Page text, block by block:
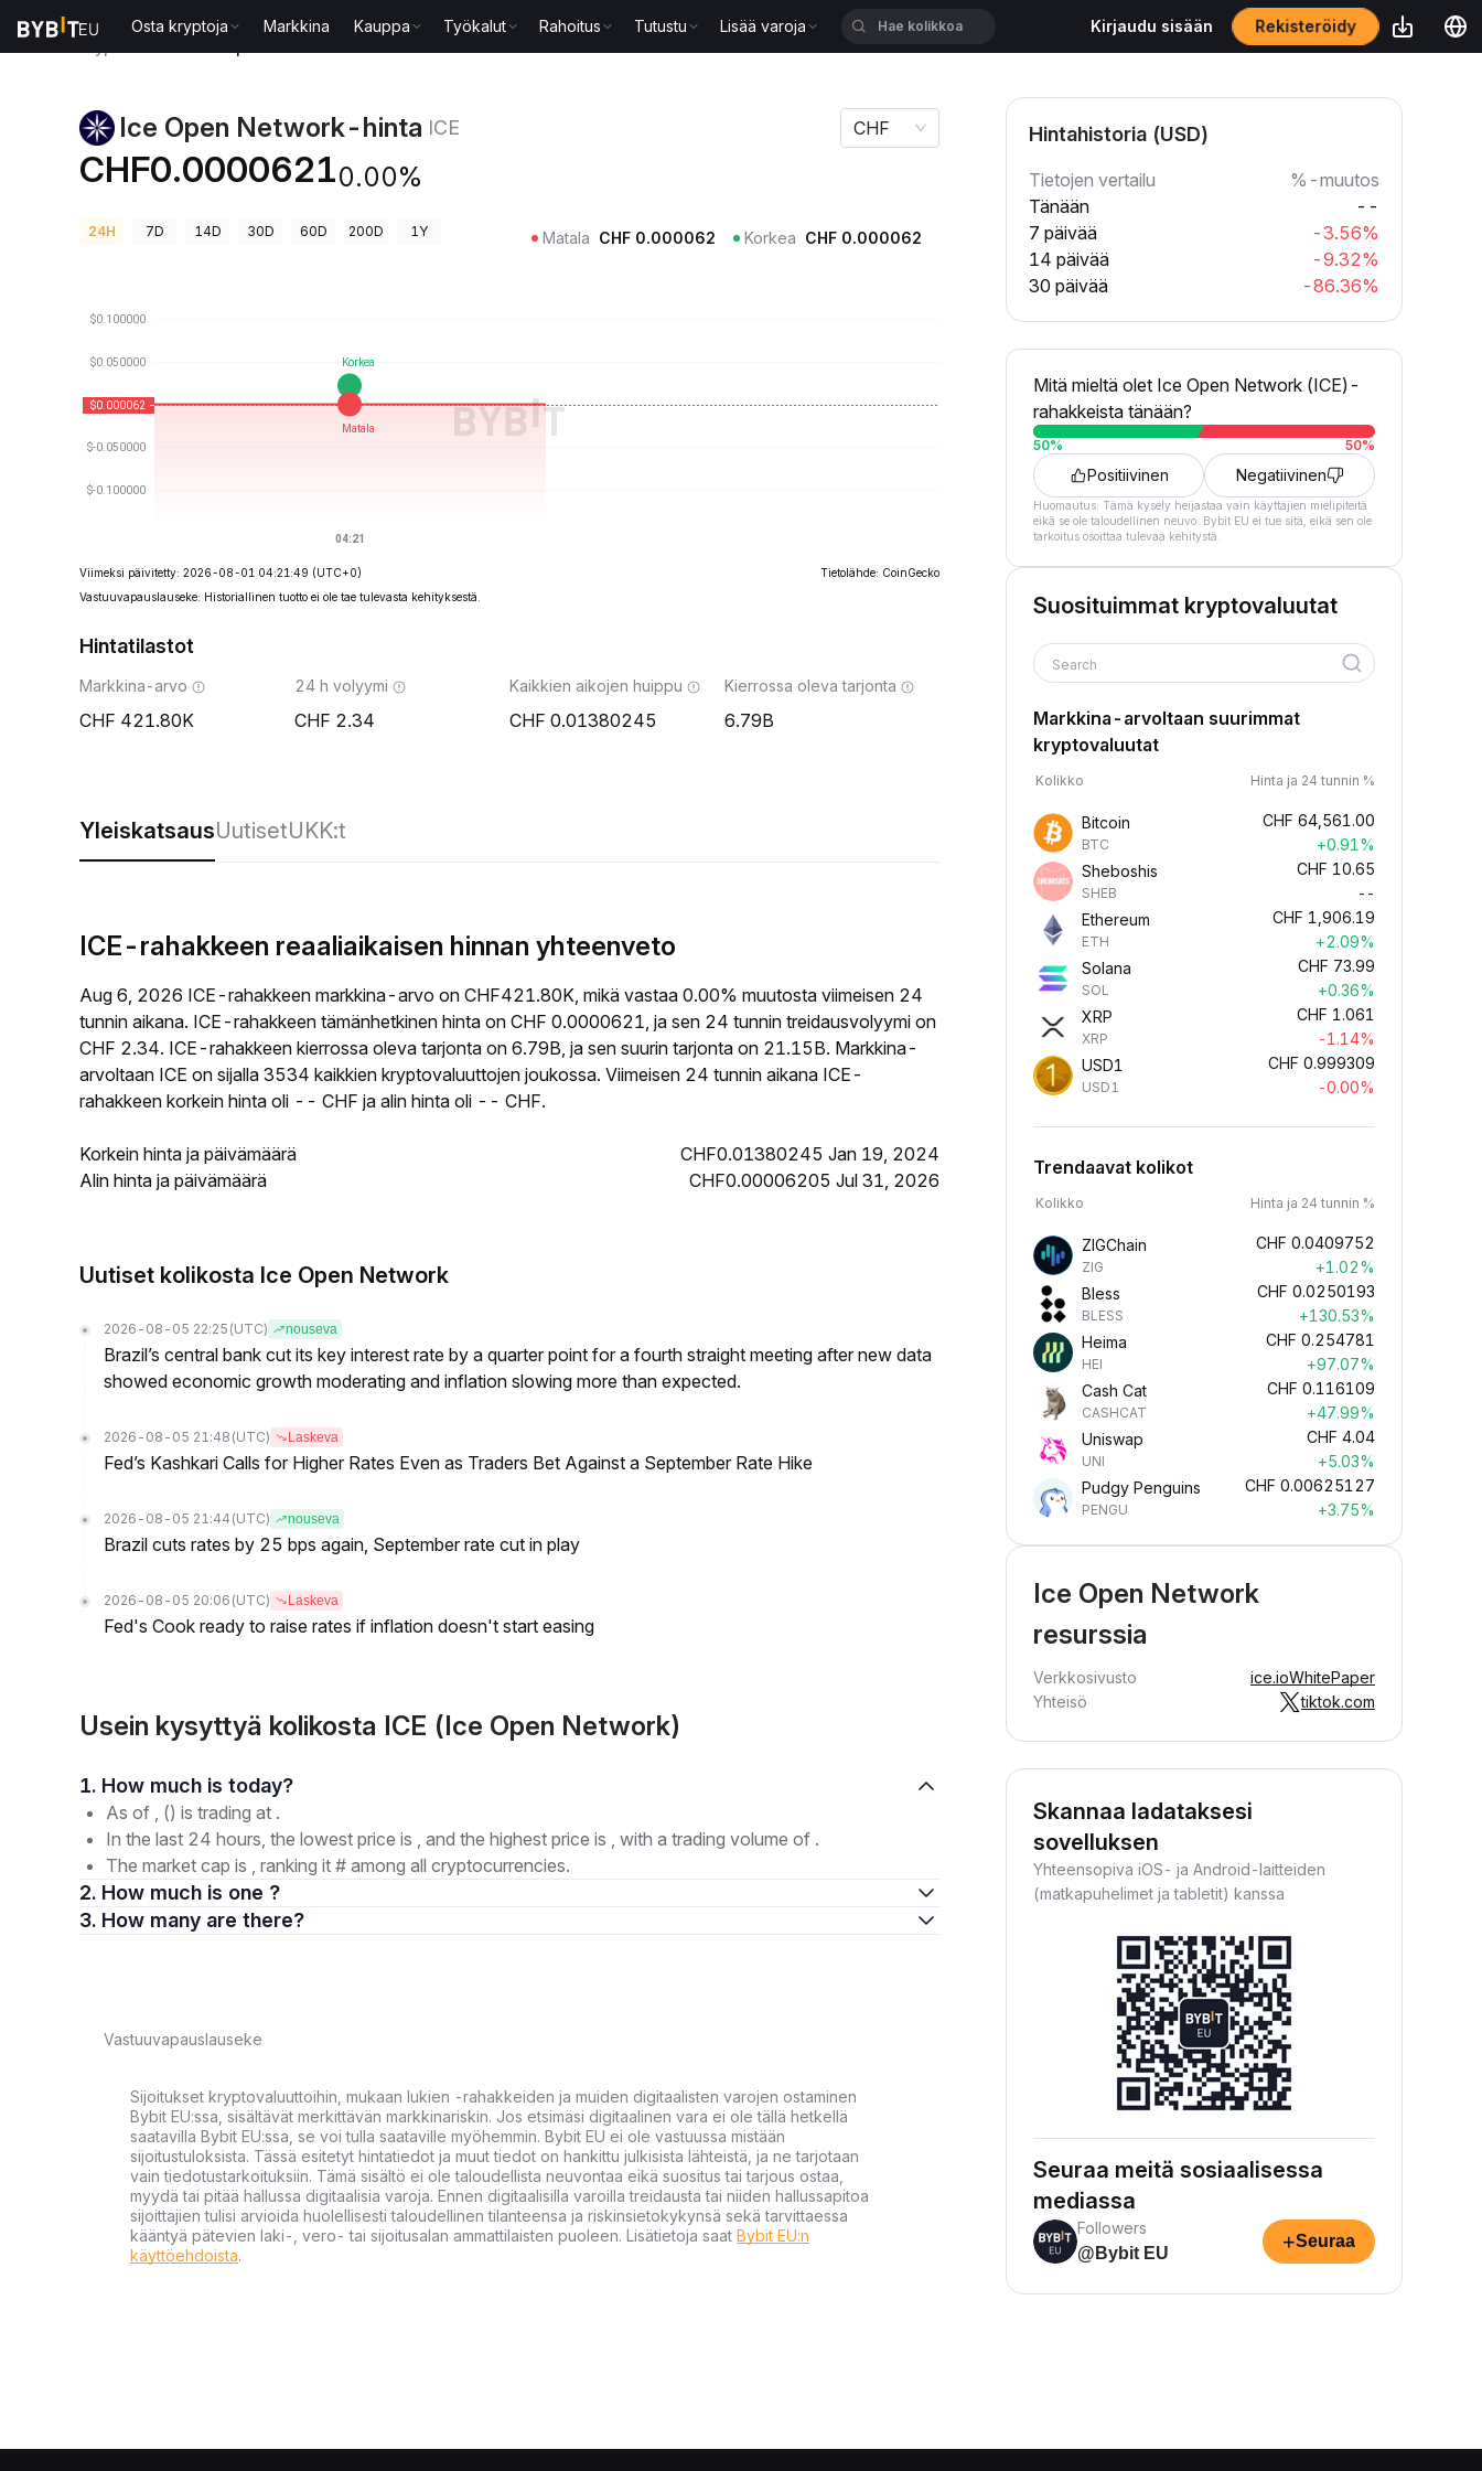
Osta kryptoja Markkina Kauppa Työkalut Rahoitus Tutustu Lisää varoja Kirjaudu sisään Rekisteröidy
Ice Open Network-hinta ICE
CHF0.00006210.00%
CHF
24H 7D 14D 30D 60D 200D 1Y Matala CHF 0.000062 Korkea CHF 0.000062
Viimeksi päivitetty: 2026-08-01 04:21:49 (UTC+0)
Tietolähde: CoinGecko
Vastuuvapauslauseke: Historiallinen tuotto ei ole tae tulevasta kehityksestä.
Hintatilastot
Markkina-arvo
421.80K
24 h volyymi
2.34
Kaikkien aikojen huippu
0.01380245
Kierrossa oleva tarjonta
6.79B
YleiskatsausUutisetUKK:t
ICE-rahakkeen reaaliaikaisen hinnan yhteenveto
Aug 6, 2026 ICE-rahakkeen markkina-arvo on CHF421.80K, mikä vastaa 0.00% muutosta viimeisen 24
tunnin aikana. ICE-rahakkeen tämänhetkinen hinta on CHF 0.0000621, ja sen 24 tunnin treidausvolyymi on
CHF 2.34. ICE-rahakkeen kierrossa oleva tarjonta on 6.79B, ja sen suurin tarjonta on 21.15B. Markkina-
arvoltaan ICE on sijalla 3534 kaikkien kryptovaluuttojen joukossa. Viimeisen 24 tunnin aikana ICE-
rahakkeen korkein hinta oli -- CHF ja alin hinta oli -- CHF.
Korkein hinta ja päivämäärä
CHF0.01380245 Jan 19, 2024
Alin hinta ja päivämäärä
CHF0.00006205 Jul 31, 2026
Uutiset kolikosta Ice Open Network
2026-08-05 22:25 (UTC) nouseva
Brazil’s central bank cut its key interest rate by a quarter point for a fourth straight meeting after new data
showed economic growth moderating and inflation slowing more than expected.
2026-08-05 21:48 (UTC) Laskeva
Fed’s Kashkari Calls for Higher Rates Even as Traders Bet Against a September Rate Hike
2026-08-05 21:44 (UTC) nouseva
Brazil cuts rates by 25 bps again, September rate cut in play
2026-08-05 20:06 (UTC) Laskeva
Fed's Cook ready to raise rates if inflation doesn't start easing
Usein kysyttyä kolikosta ICE (Ice Open Network)
1. How much is today?
As of , () is trading at .
In the last 24 hours, the lowest price is , and the highest price is , with a trading volume of .
The market cap is , ranking it # among all cryptocurrencies.
2. How much is one ?
3. How many are there?
Vastuuvapauslauseke
Sijoitukset kryptovaluuttoihin, mukaan lukien -rahakkeiden ja muiden digitaalisten varojen ostaminen
Bybit EU:ssa, sisältävät merkittävän markkinariskin. Jos etsimäsi digitaalinen vara ei ole tällä hetkellä
saatavilla Bybit EU:ssa, se voi tulla saataville myöhemmin. Bybit EU ei ole vastuussa mistään
sijoitustuloksista. Tässä esitetyt hintatiedot ja muut tiedot on hankittu julkisista lähteistä, ja ne tarjotaan
vain tiedotustarkoituksiin. Tämä sisältö ei ole taloudellista neuvontaa eikä suositus tai tarjous ostaa,
myydä tai pitää hallussa digitaalisia varoja. Ennen digitaalisilla varoilla treidausta tai niiden hallussapitoa
sijoittajien tulisi arvioida huolellisesti taloudellinen tilanteensa ja riskinsietokykynsä sekä tarvittaessa
kääntyä pätevien laki-, vero- tai sijoitusalan ammattilaisten puoleen. Lisätietoja saat Bybit EU:n
käyttöehdoista.
Hintahistoria (USD)
Tietojen vertailu
%-muutos
Tänään
--
7 päivää
-3.56%
14 päivää
-9.32%
30 päivää
-86.36%
Mitä mieltä olet Ice Open Network (ICE)-
rahakkeista tänään?
50% 50%
Positiivinen Negatiivinen
Huomautus: Tämä kysely heijastaa vain käyttäjien mielipiteitä
eikä se ole taloudellinen neuvo. Bybit EU ei tue sitä, eikä sen ole
tarkoitus osoittaa tulevaa kehitystä.
Suosituimmat kryptovaluutat
Search
Markkina-arvoltaan suurimmat
kryptovaluutat
Kolikko Hinta ja 24 tunnin %
Bitcoin
BTC
CHF 64,561.00
+0.91%
Sheboshis
SHEB
CHF 10.65
--
Ethereum
ETH
CHF 1,906.19
+2.09%
Solana
SOL
CHF 73.99
+0.36%
XRP
XRP
CHF 1.061
-1.14%
USD1
USD1
CHF 0.999309
-0.00%
Trendaavat kolikot
Kolikko Hinta ja 24 tunnin %
ZIGChain
ZIG
CHF 0.0409752
+1.02%
Bless
BLESS
CHF 0.0250193
+130.53%
Heima
HEI
CHF 0.254781
+97.07%
Cash Cat
CASHCAT
CHF 0.116109
+47.99%
Uniswap
UNI
CHF 4.04
+5.03%
Pudgy Penguins
PENGU
CHF 0.00625127
+3.75%
Ice Open Network
resurssia
Verkkosivusto ice.ioWhitePaper
Yhteisö
tiktok.com
Skannaa ladataksesi
sovelluksen
Yhteensopiva iOS- ja Android-laitteiden
(matkapuhelimet ja tabletit) kanssa
Seuraa meitä sosiaalisessa
mediassa
Followers
@Bybit EU
+Seuraa